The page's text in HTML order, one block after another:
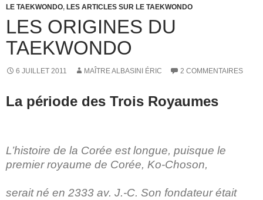
k
LE TAEKWONDO, LES ARTICLES SUR LE TAEKWONDO
LES ORIGINES DU
TAEKWONDO
6 JUILLET 2011 MAÎTRE ALBASINI ÉRIC 2 COMMENTAIRES
La période des Trois Royaumes
L’histoire de la Corée est longue, puisque le
premier royaume de Corée, Ko-Choson,
serait né en 2333 av. J.-C. Son fondateur était